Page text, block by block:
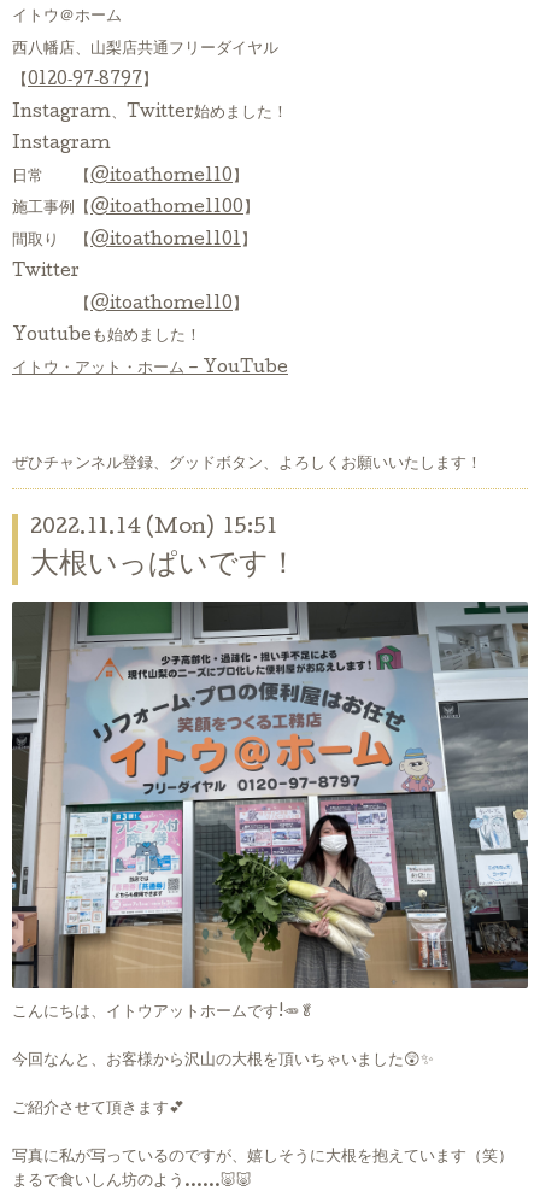
イトウ＠ホーム
西八幡店、山梨店共通フリーダイヤル
【0120‐97‐8797 】
Instagram、Twitter始めました！
Instagram
日常 【@itoathome110 】
施工事例【@itoathome1100 】
間取り 【@itoathome1101 】
Twitter
【@itoathome110 】
Youtubeも始めました！
イトウ・アット・ホーム – YouTube
ぜひチャンネル登録、グッドボタン、よろしくお願いいたします！
2022.11.14 (Mon) 15:51
大根いっぱいです！
こんにちは、イトウアットホームです!🥕🥬
今回なんと、お客様から沢山の大根を頂いちゃいました😲✨
ご紹介させて頂きます💕
写真に私が写っているのですが、嬉しそうに大根を抱えています（笑）
まるで食いしん坊のよう……🐷🐷